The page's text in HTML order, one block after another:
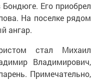
Его приобрел
На поселке рядом
ангар.
стал Михаил
Владимирович,
Примечательно,